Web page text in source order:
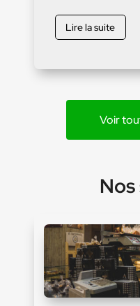
Lire la suite
Voir